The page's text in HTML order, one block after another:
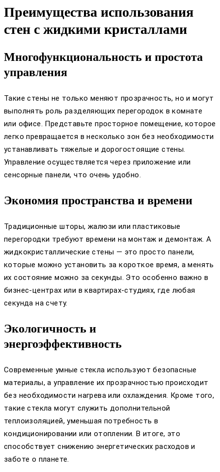
Преимущества использования
стен с жидкими кристаллами
Многофункциональность и простота
управления
Такие стены не только меняют прозрачность, но и могут
выполнять роль разделяющих перегородок в комнате
или офисе. Представьте просторное помещение, которое
легко превращается в несколько зон без необходимости
устанавливать тяжелые и дорогостоящие стены.
Управление осуществляется через приложение или
сенсорные панели, что очень удобно.
Экономия пространства и времени
Традиционные шторы, жалюзи или пластиковые
перегородки требуют времени на монтаж и демонтаж. А
жидкокристаллические стены — это просто панели,
которые можно установить за короткое время, а менять
их состояние можно за секунды. Это особенно важно в
бизнес-центрах или в квартирах-студиях, где любая
секунда на счету.
Экологичность и
энергоэффективность
Современные умные стекла используют безопасные
материалы, а управление их прозрачностью происходит
без необходимости нагрева или охлаждения. Кроме того,
такие стекла могут служить дополнительной
теплоизоляцией, уменьшая потребность в
кондиционировании или отоплении. В итоге, это
способствует снижению энергетических расходов и
заботе о планете.